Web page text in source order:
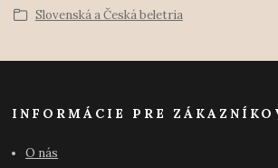
Slovenská a Česká beletria
INFORMÁCIE PRE
O nás